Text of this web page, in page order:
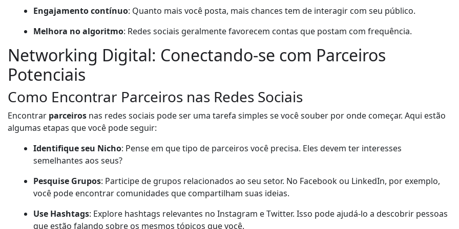
Engajamento contínuo: Quanto mais você posta, mais chances tem de interagir com seu público.
Melhora no algoritmo: Redes sociais geralmente favorecem contas que postam com frequência.
Networking Digital: Conectando-se com Parceiros
Potenciais
Como Encontrar Parceiros nas Redes Sociais
Encontrar parceiros nas redes sociais pode ser uma tarefa simples se você souber por onde começar. Aqui estão
algumas etapas que você pode seguir:
Identifique seu Nicho: Pense em que tipo de parceiros você precisa. Eles devem ter interesses
semelhantes aos seus?
Pesquise Grupos: Participe de grupos relacionados ao seu setor. No Facebook ou LinkedIn, por exemplo,
você pode encontrar comunidades que compartilham suas ideias.
Use Hashtags: Explore hashtags relevantes no Instagram e Twitter. Isso pode ajudá-lo a descobrir pessoas
que estão falando sobre os mesmos tópicos que você.